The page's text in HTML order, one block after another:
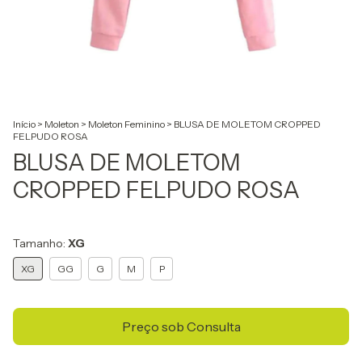
Início > Moleton > Moleton Feminino > BLUSA DE MOLETOM CROPPED
FELPUDO ROSA
BLUSA DE MOLETOM
CROPPED FELPUDO ROSA
Tamanho: XG
XG GG G M P